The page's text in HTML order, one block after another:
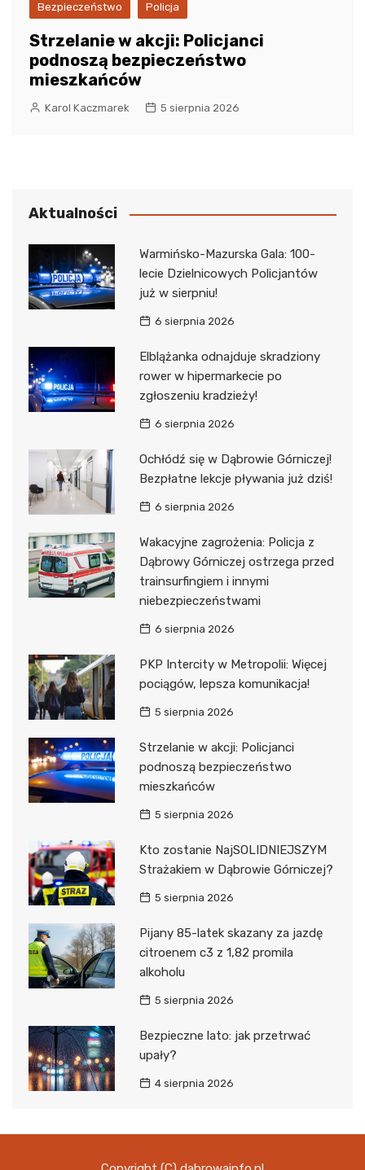
Bezpieczeństwo Policja
Strzelanie w akcji: Policjanci
podnoszą bezpieczeństwo
mieszkańców
Karol Kaczmarek 5 sierpnia 2026
Aktualności
Warmińsko-Mazurska Gala: 100-
lecie Dzielnicowych Policjantów
już w sierpniu!
6 sierpnia 2026
Elblążanka odnajduje skradziony
rower w hipermarkecie po
zgłoszeniu kradzieży!
6 sierpnia 2026
Ochłódź się w Dąbrowie Górniczej!
Bezpłatne lekcje pływania już dziś!
6 sierpnia 2026
Wakacyjne zagrożenia: Policja z
Dąbrowy Górniczej ostrzega przed
trainsurfingiem i innymi
niebezpieczeństwami
6 sierpnia 2026
PKP Intercity w Metropolii: Więcej
pociągów, lepsza komunikacja!
5 sierpnia 2026
Strzelanie w akcji: Policjanci
podnoszą bezpieczeństwo
mieszkańców
5 sierpnia 2026
Kto zostanie NajSOLIDNIEJSZYM
Strażakiem w Dąbrowie Górniczej?
5 sierpnia 2026
Pijany 85-latek skazany za jazdę
citroenem c3 z 1,82 promila
alkoholu
5 sierpnia 2026
Bezpieczne lato: jak przetrwać
upały?
4 sierpnia 2026